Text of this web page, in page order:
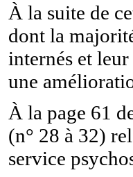
À la suite de
dont la
internés et
une
À la page 61
(n° 28 à 32)
service